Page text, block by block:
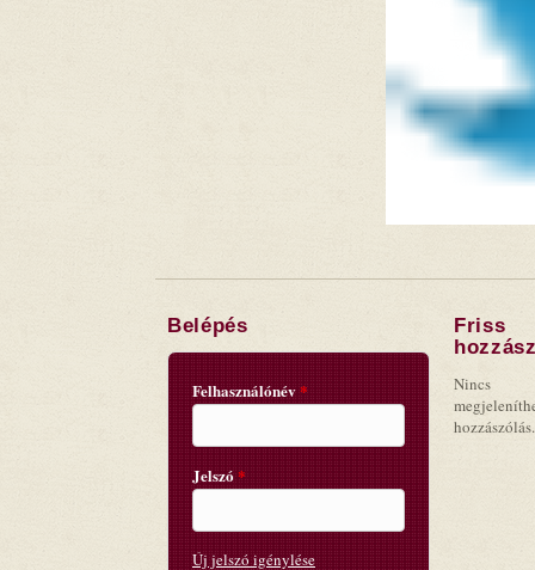
Belépés
Felhasználónév*
Jelszó*
Új jelszó igénylése
Friss
Nincs
hozzászólás.